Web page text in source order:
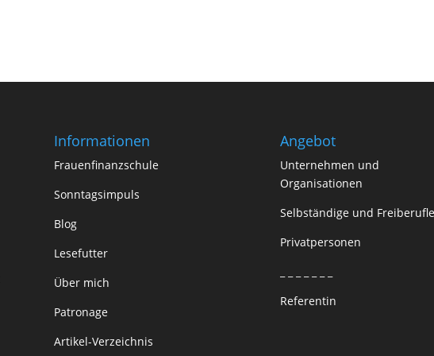
Informationen
Frauenfinanzschule
Sonntagsimpuls
Blog
Lesefutter
Über mich
Patronage
Artikel-Verzeichnis
Angebot
Unternehmen und
Organisationen
Selbständige und
Privatpersonen
Referentin